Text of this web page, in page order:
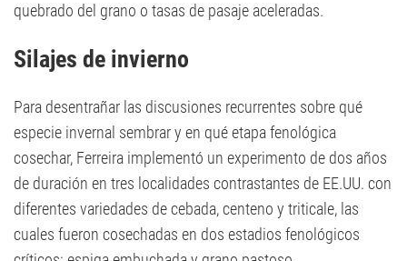
quebrado del grano o tasas de pasaje aceleradas.
Silajes de invierno
Para desentrañar las discusiones recurrentes sobre qué
especie invernal sembrar y en qué etapa fenológica
cosechar, Ferreira implementó un experimento de dos años
de duración en tres localidades contrastantes de EE.UU. con
diferentes variedades de cebada, centeno y triticale, las
cuales fueron cosechadas en dos estadios fenológicos